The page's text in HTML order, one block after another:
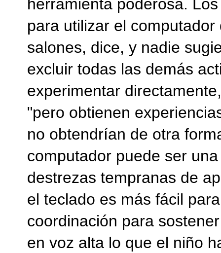
herramienta poderosa.
para utilizar el
salones, dice, y nadie
excluir todas las demás
experimentar
"pero obtienen
no obtendrían de otra
computador puede ser
destrezas tempranas de
el teclado es más fácil
coordinación para
en voz alta lo que el niño